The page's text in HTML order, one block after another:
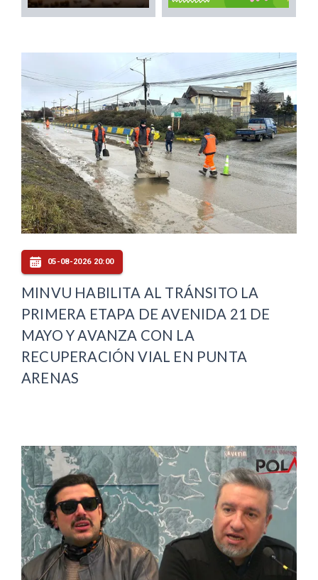
05-08-2026 20:00
MINVU HABILITA AL TRÁNSITO LA
PRIMERA ETAPA DE AVENIDA 21 DE
MAYO Y AVANZA CON LA
RECUPERACIÓN VIAL EN PUNTA
ARENAS